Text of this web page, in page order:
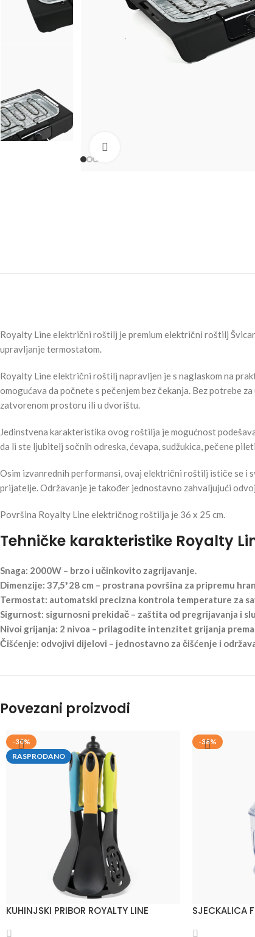
Royalty Line električni roštilj je premium električni roštilj
upravljanje termostatom.
Royalty Line električni roštilj napravljen je s naglaskom na
omogućava da počnete s pečenjem bez čekanja. Bez potrebe
zatvorenom prostoru ili u dvorištu.
Jedinstvena karakteristika ovog roštilja je mogućnost
da li ste ljubitelj sočnih odreska, ćevapa, sudžukica, pečene
Osim izvanrednih performansi, ovaj električni roštilj ističe se i
prijatelje. Održavanje je također jednostavno zahvaljujući
Površina Royalty Line električnog roštilja je 36 x 25 cm.
Tehničke karakteristike Royalty
Snaga: 2000W – brzo i učinkovito zagrijavanje.
Dimenzije: 37,5*28 cm – prostrana površina za pripremu
Termostat: automatski precizna kontrola temperature za
Sigurnost: sigurnosni prekidač – zaštita od pregrijavanja i
Nivoi grijanja: 2 nivoa – prilagodite intenzitet grijanja
Čišćenje: odvojivi dijelovi – jednostavno za čišćenje i
Povezani proizvodi
-30%
RASPRODANO
KUHINJSKI PRIBOR ROYALTY LINE
-38%
SJECKALICA